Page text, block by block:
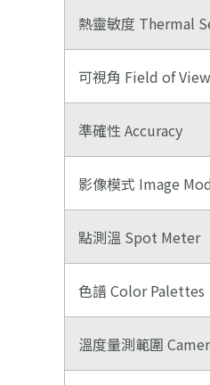
熱靈敏度 Thermal
可視角 Field of
準確性 Accuracy
影像模式 Image
點測溫 Spot Meter
色譜 Color Palettes
溫度量測範圍